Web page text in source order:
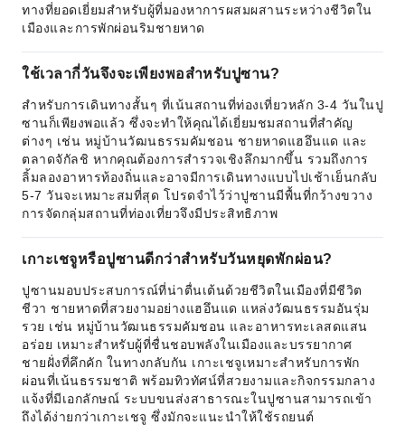
ทางที่ยอดเยี่ยมสำหรับผู้ที่มองหาการผสมผสานระหว่างชีวิตใน
เมืองและการพักผ่อนริมชายหาด
ใช้เวลากี่วันจึงจะเพียงพอสำหรับปูซาน?
สำหรับการเดินทางสั้นๆ ที่เน้นสถานที่ท่องเที่ยวหลัก 3-4 วันในปู
ซานก็เพียงพอแล้ว ซึ่งจะทำให้คุณได้เยี่ยมชมสถานที่สำคัญ
ต่างๆ เช่น หมู่บ้านวัฒนธรรมคัมชอน ชายหาดแฮอึนแด และ
ตลาดจักัลชิ หากคุณต้องการสำรวจเชิงลึกมากขึ้น รวมถึงการ
ลิ้มลองอาหารท้องถิ่นและอาจมีการเดินทางแบบไปเช้าเย็นกลับ
5-7 วันจะเหมาะสมที่สุด โปรดจำไว้ว่าปูซานมีพื้นที่กว้างขวาง
การจัดกลุ่มสถานที่ท่องเที่ยวจึงมีประสิทธิภาพ
เกาะเชจูหรือปูซานดีกว่าสำหรับวันหยุดพักผ่อน?
ปูซานมอบประสบการณ์ที่น่าตื่นเต้นด้วยชีวิตในเมืองที่มีชีวิต
ชีวา ชายหาดที่สวยงามอย่างแฮอึนแด แหล่งวัฒนธรรมอันรุ่ม
รวย เช่น หมู่บ้านวัฒนธรรมคัมชอน และอาหารทะเลสดแสน
อร่อย เหมาะสำหรับผู้ที่ชื่นชอบพลังในเมืองและบรรยากาศ
ชายฝั่งที่คึกคัก ในทางกลับกัน เกาะเชจูเหมาะสำหรับการพัก
ผ่อนที่เน้นธรรมชาติ พร้อมทิวทัศน์ที่สวยงามและกิจกรรมกลาง
แจ้งที่มีเอกลักษณ์ ระบบขนส่งสาธารณะในปูซานสามารถเข้า
ถึงได้ง่ายกว่าเกาะเชจู ซึ่งมักจะแนะนำให้ใช้รถยนต์